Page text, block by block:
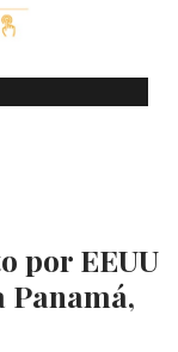
por EEUU